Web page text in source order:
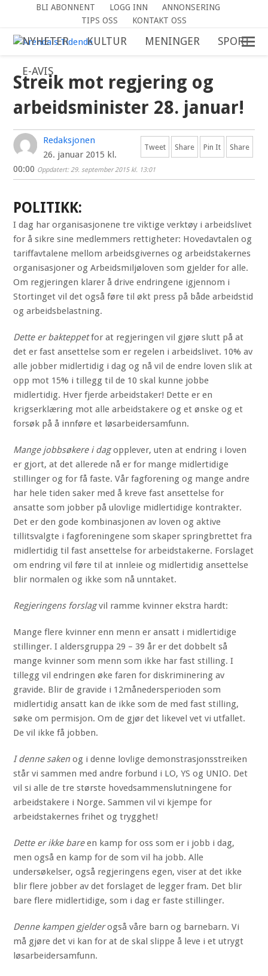
BLI ABONNENT LOGG INN
ANNONSERING
TIPS OSS
KONTAKT OSS
NYHETER KULTUR MENINGER SPORT
E-AVIS
Streik mot regjering og
arbeidsminister 28. januar!
Tweet Share Pin It Share
Redaksjonen
26. januar 2015 kl.
00:00 Oppdatert: 29. september 2015 kl. 13:01
POLITIKK:
I dag har organisasjonene tre viktige verktøy i arbeidslivet
for å sikre sine medlemmers rettigheter: Hovedavtalen og
tariffavtalene mellom arbeidsgivernes og arbeidstakernes
organisasjoner og Arbeidsmiljøloven som gjelder for alle.
Om regjeringen klarer å drive endringene igjennom i
Stortinget vil det også føre til økt press på både arbeidstid
og arbeidsbelastning.
Dette er bakteppetfor at regjeringen vil gjøre slutt på at
det er fast ansettelse som er regelen i arbeidslivet. 10% av
alle jobber midlertidig i dag og nå vil de endre loven slik at
opp mot 15% i tillegg til de 10 skal kunne jobbe
midlertidig. Hver fjerde arbeidstaker! Dette er en
krigserklæring mot alle arbeidstakere og et ønske og et
forsøk på å innføre et løsarbeidersamfunn.
Mange jobbsøkere i dagopplever, uten at endring i loven
er gjort, at det allerede nå er for mange midlertidige
stillinger og for få faste. Vår fagforening og mange andre
har hele tiden saker med å kreve fast ansettelse for
ansatte som jobber på ulovlige midlertidige kontrakter.
Det er den gode kombinasjonen av loven og aktive
tillitsvalgte i fagforeningene som skaper springbrettet fra
midlertidig til fast ansettelse for arbeidstakerne. Forslaget
om endring vil føre til at innleie og midlertidig ansettelse
blir normalen og ikke som nå unntaket.
Regjeringens forslagvil ramme kvinner ekstra hardt:
Mange flere kvinner enn menn er ansatt i midlertidige
stillinger. I aldersgruppa 29 – 39 år er det dobbelt så
mange kvinner som menn som ikke har fast stilling. I
tillegg vil endringen øke faren for diskriminering av
gravide. Blir de gravide i 12månedersperioden som
midlertidig ansatt kan de ikke som de med fast stilling,
søke om permisjon. Om de gjør det likevel vet vi utfallet.
De vil ikke få jobben.
I denne saken og i denne lovlige demonstrasjonsstreiken
står vi sammen med andre forbund i LO, YS og UNIO. Det
vil si alle de tre største hovedsammenslutningene for
arbeidstakere i Norge. Sammen vil vi kjempe for
arbeidstakernes frihet og trygghet!
Dette er ikke bareen kamp for oss som er i jobb i dag,
men også en kamp for de som vil ha jobb. Alle
undersøkelser, også regjeringens egen, viser at det ikke
blir flere jobber av det forslaget de legger fram. Det blir
bare flere midlertidige, som i dag er faste stillinger.
Denne kampen gjelderogså våre barn og barnebarn. Vi
må gjøre det vi kan for at de skal slippe å leve i et utrygt
løsarbeidersamfunn.